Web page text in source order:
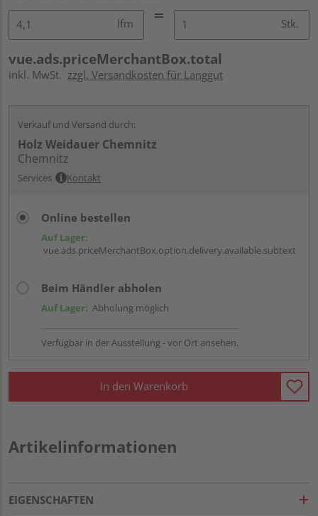
lfm Stk.
vue.ads.priceMerchantBox.total
inkl. MwSt. zzgl. Versandkosten für Langgut
Verkauf und Versand durch:
Holz Weidauer Chemnitz
Chemnitz
Services Kontakt
Online bestellen
Auf Lager:
vue.ads.priceMerchantBox.option.delivery.available.subtext
Beim Händler abholen
Auf Lager: Abholung möglich
Verfügbar in der Ausstellung - vor Ort ansehen.
In den Warenkorb
Artikelinformationen
EIGENSCHAFTEN